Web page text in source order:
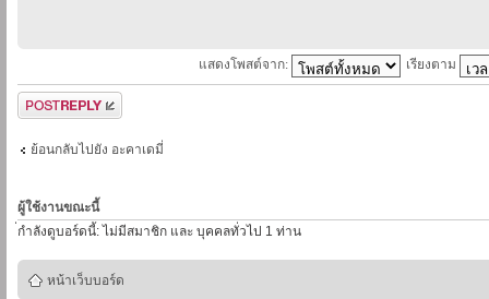
แสดงโพสต์จาก: เรียงตาม
ตอบกระทู้
ย้อนกลับไปยัง อะคาเดมี่
ผู้ใช้งานขณะนี้
่กำลังดูบอร์ดนี้: ไม่มีสมาชิก และ บุคคลทั่วไป 1 ท่าน
หน้าเว็บบอร์ด